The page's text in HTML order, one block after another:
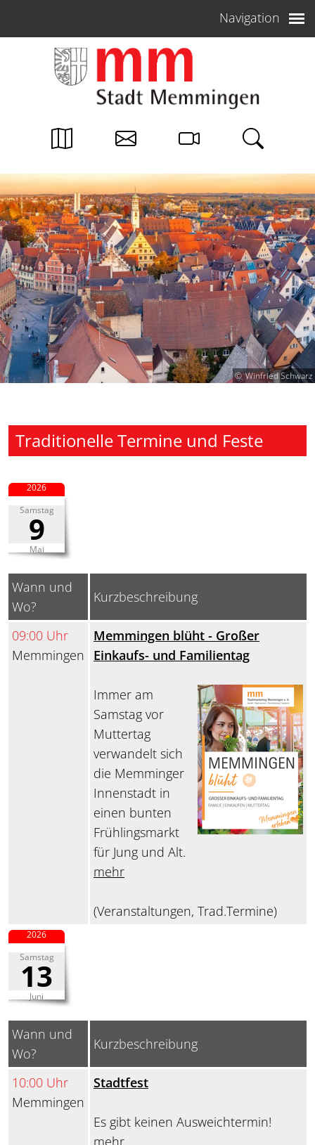
Navigation
Winfried Schwarz
Traditionelle Termine und Feste
Samstag
9
Mai
2026
Wann und
Wo?
Kurzbeschreibung
09:00 Uhr
Memmingen
Memmingen blüht - Großer
Einkaufs- und Familientag
Immer am
Samstag vor
Muttertag
verwandelt sich
die Memminger
Innenstadt in
einen bunten
Frühlingsmarkt
für Jung und Alt.
mehr
(Veranstaltungen, Trad.Termine)
Samstag
13
Juni
2026
Wann und
Wo?
Kurzbeschreibung
10:00 Uhr
Memmingen
Stadtfest
Es gibt keinen Ausweichtermin!